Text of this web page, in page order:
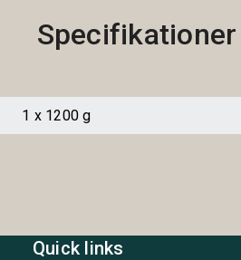
Specifikationer
1 x 1200 g
Quick links